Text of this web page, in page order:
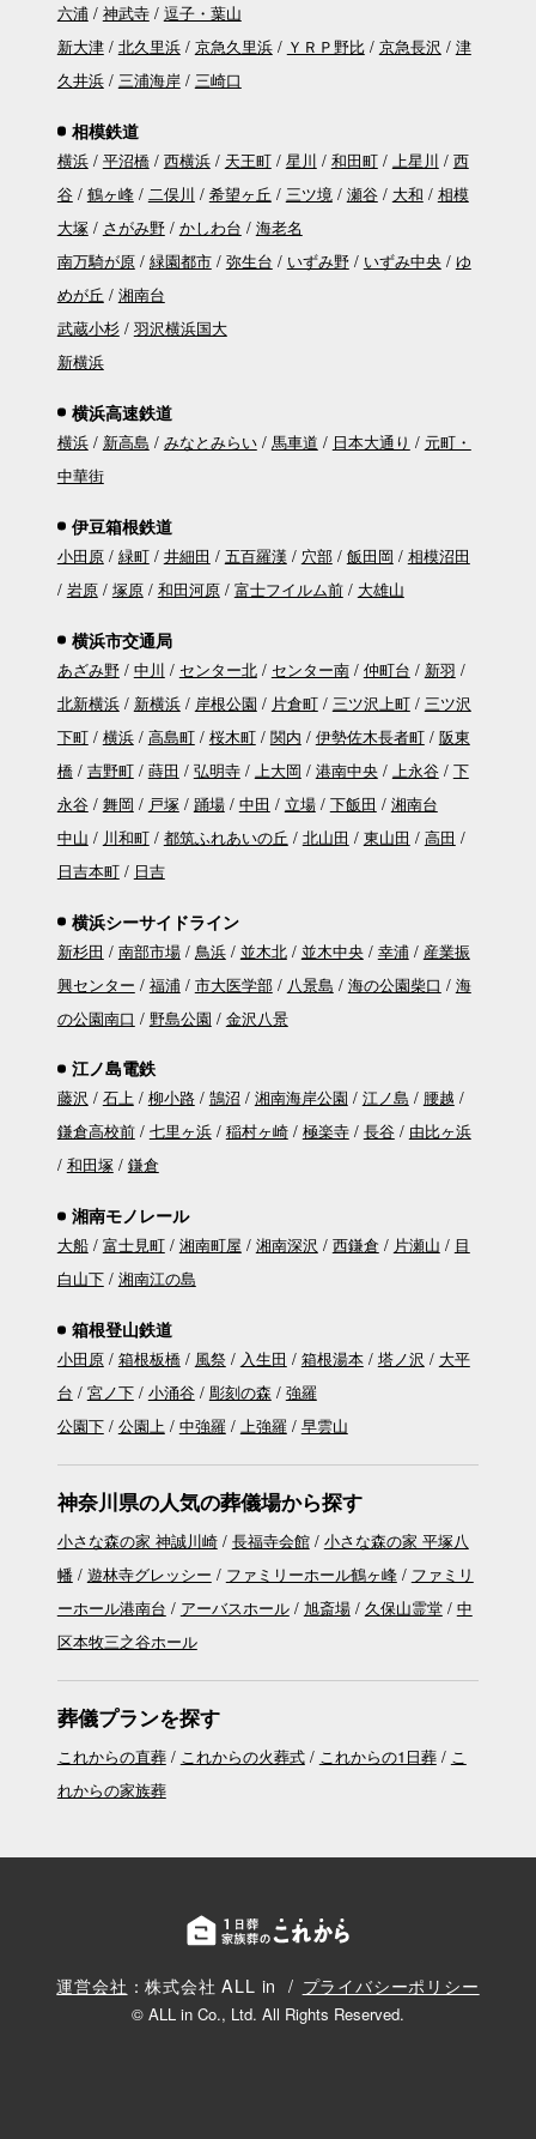
六浦
神武寺
逗子・葉山
新大津
北久里浜 京急久里浜 ＹＲＰ野比 京急長沢
津
久井浜
三浦海岸 三崎口
相模鉄道
横浜 平沼橋 西横浜 天王町 星川 和田町 上星川
西
谷
鶴ヶ峰 二俣川 希望ヶ丘 三ツ境 瀬谷 大和
相模
大塚
さがみ野 かしわ台
海老名
南万騎が原
緑園都市 弥生台 いずみ野 いずみ中央
ゆ
めが丘
湘南台
武蔵小杉
羽沢横浜国大
新横浜
横浜高速鉄道
横浜 新高島 みなとみらい 馬車道 日本大通り
元町・
中華街
伊豆箱根鉄道
小田原 緑町 井細田 五百羅漢 穴部 飯田岡
相模沼田
岩原
塚原 和田河原 富士フイルム前 大雄山
横浜市交通局
あざみ野 中川 センター北 センター南 仲町台
新羽
北新横浜
新横浜 岸根公園 片倉町 三ツ沢上町
三ツ沢
下町
横浜 高島町 桜木町 関内 伊勢佐木長者町
阪東
橋
吉野町 蒔田 弘明寺 上大岡 港南中央 上永谷
下
永谷
舞岡 戸塚 踊場 中田 立場 下飯田
湘南台
中山
川和町 都筑ふれあいの丘 北山田 東山田
高田
日吉本町
日吉
横浜シーサイドライン
新杉田 南部市場 鳥浜 並木北 並木中央 幸浦
産業振
興センター
福浦 市大医学部 八景島 海の公園柴口
海
の公園南口
野島公園 金沢八景
江ノ島電鉄
藤沢 石上 柳小路 鵠沼 湘南海岸公園 江ノ島
腰越
鎌倉高校前
七里ヶ浜 稲村ヶ崎 極楽寺 長谷
由比ヶ浜
和田塚
鎌倉
湘南モノレール
大船 富士見町 湘南町屋 湘南深沢 西鎌倉 片瀬山
目
白山下
湘南江の島
箱根登山鉄道
小田原 箱根板橋 風祭 入生田 箱根湯本 塔ノ沢
大平
台
宮ノ下 小涌谷 彫刻の森
強羅
公園下
公園上 中強羅 上強羅 早雲山
神奈川県の人気の葬儀場から探す
小さな森の家 神誠川崎 長福寺会館
小さな森の家 平塚八
幡
遊林寺グレッシー ファミリーホール鶴ヶ峰
ファミリ
ーホール港南台
アーバスホール 旭斎場 久保山霊堂
中
区本牧三之谷ホール
葬儀プランを探す
これからの直葬 これからの火葬式 これからの1日葬
こ
れからの家族葬
運営会社 ：株式会社 ALL in プライバシーポリシー
© ALL in Co., Ltd. All Rights Reserved.